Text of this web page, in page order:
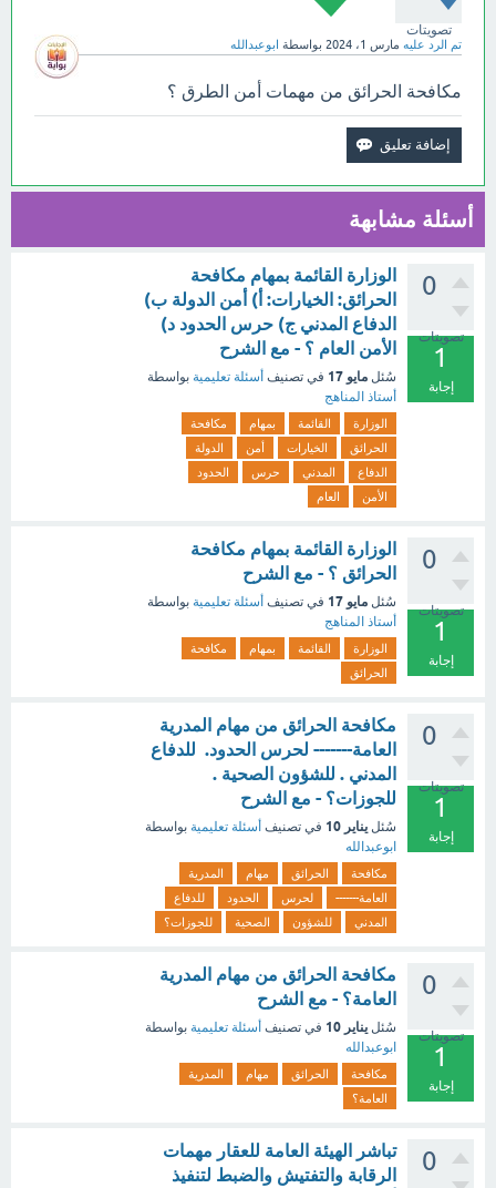
تصويتات
تم الرد عليه مارس 1، 2024 بواسطة ابوعبدالله
مكافحة الحرائق من مهمات أمن الطرق ؟
أسئلة مشابهة
0
تصويتات
1
إجابة
الوزارة القائمة بمهام مكافحة
الحرائق: الخيارات: أ) أمن الدولة ب)
الدفاع المدني ج) حرس الحدود د)
الأمن العام ؟ - مع الشرح
سُئل مايو 17 في تصنيف أسئلة تعليمية بواسطة
أستاذ المناهج
الوزارة القائمة بمهام
مكافحة
الحرائق
الخيارات أمن
الدولة
الدفاع
المدني حرس
الحدود
الأمن
العام
0
تصويتات
1
إجابة
الوزارة القائمة بمهام مكافحة
الحرائق ؟ - مع الشرح
سُئل مايو 17 في تصنيف أسئلة تعليمية بواسطة
أستاذ المناهج
الوزارة القائمة بمهام
مكافحة
الحرائق
0
تصويتات
1
إجابة
مكافحة الحرائق من مهام المدرية
العامة------- لحرس الحدود. للدفاع
المدني . للشؤون الصحية .
للجوزات؟ - مع الشرح
سُئل يناير 10 في تصنيف أسئلة تعليمية بواسطة
ابوعبدالله
مكافحة الحرائق مهام
المدرية
العامة-------
لحرس الحدود
للدفاع
المدني
للشؤون الصحية للجوزات؟
0
تصويتات
1
إجابة
مكافحة الحرائق من مهام المدرية
العامة؟ - مع الشرح
سُئل يناير 10 في تصنيف أسئلة تعليمية بواسطة
ابوعبدالله
مكافحة الحرائق مهام
المدرية
العامة؟
0
تباشر الهيئة العامة للعقار مهمات
الرقابة والتفتيش والضبط لتنفيذ